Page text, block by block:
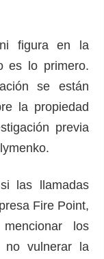
figura en la
es lo primero.
se están
la propiedad
previa
las llamadas
Fire Point,
los
no vulnerar la